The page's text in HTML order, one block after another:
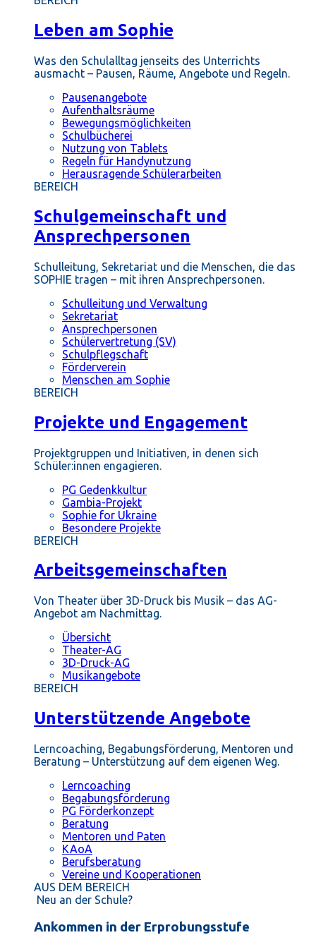
Leben am Sophie
Was den Schulalltag jenseits des Unterrichts
ausmacht – Pausen, Räume, Angebote und Regeln.
Pausenangebote
Aufenthaltsräume
Bewegungsmöglichkeiten
Schulbücherei
Nutzung von Tablets
Regeln für Handynutzung
Herausragende Schülerarbeiten
BEREICH
Schulgemeinschaft und
Ansprechpersonen
Schulleitung, Sekretariat und die Menschen, die das
SOPHIE tragen – mit ihren Ansprechpersonen.
Schulleitung und Verwaltung
Sekretariat
Ansprechpersonen
Schülervertretung (SV)
Schulpflegschaft
Förderverein
Menschen am Sophie
BEREICH
Projekte und Engagement
Projektgruppen und Initiativen, in denen sich
Schüler:innen engagieren.
PG Gedenkkultur
Gambia-Projekt
Sophie for Ukraine
Besondere Projekte
BEREICH
Arbeitsgemeinschaften
Von Theater über 3D-Druck bis Musik – das AG-
Angebot am Nachmittag.
Übersicht
Theater-AG
3D-Druck-AG
Musikangebote
BEREICH
Unterstützende Angebote
Lerncoaching, Begabungsförderung, Mentoren und
Beratung – Unterstützung auf dem eigenen Weg.
Lerncoaching
Begabungsförderung
PG Förderkonzept
Beratung
Mentoren und Paten
KAoA
Berufsberatung
Vereine und Kooperationen
AUS DEM BEREICH
Neu an der Schule?
Ankommen in der Erprobungsstufe